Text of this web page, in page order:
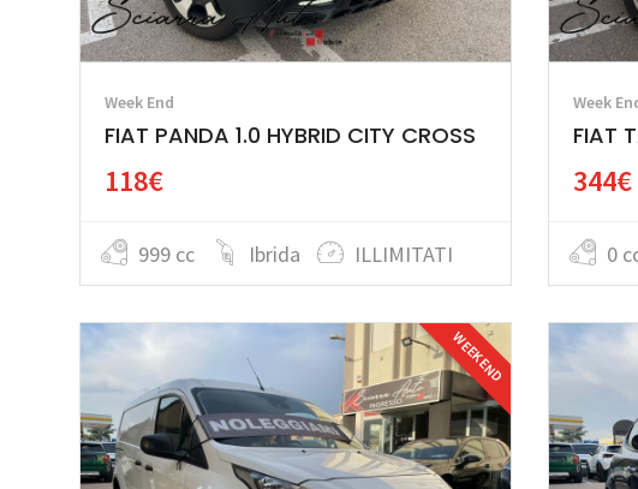
Week End
FIAT PANDA 1.0 HYBRID CITY CROSS
118€
999 cc Ibrida ILLIMITATI
Week
FIAT
344€
0
WEEK END